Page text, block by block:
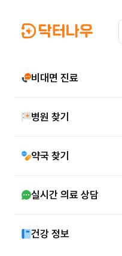
비대면 진료
병원 찾기
약국 찾기
실시간 의료 상담
건강 정보